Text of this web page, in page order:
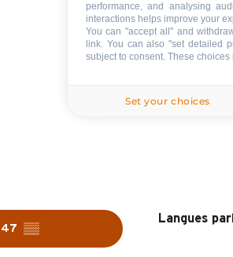
47 ▒▒
Langues
Langues
performance, and analysing
interactions helps improve your
You can "accept all" and
link. You can also "set detailed
subject to consent. These
Set your choices